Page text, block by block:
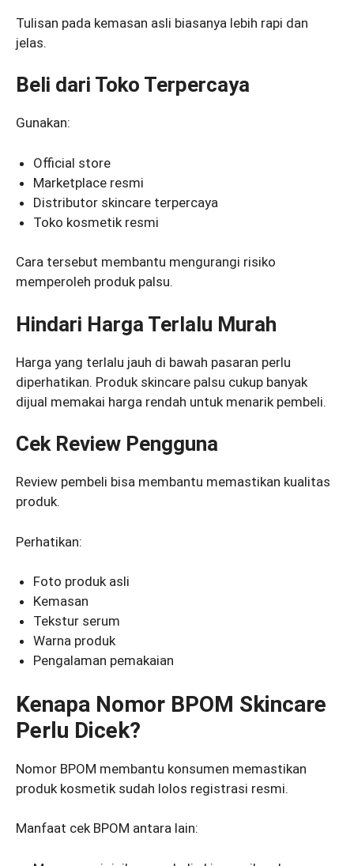
Tulisan pada kemasan asli biasanya lebih rapi dan
jelas.
Beli dari Toko Terpercaya
Gunakan:
Official store
Marketplace resmi
Distributor skincare terpercaya
Toko kosmetik resmi
Cara tersebut membantu mengurangi risiko
memperoleh produk palsu.
Hindari Harga Terlalu Murah
Harga yang terlalu jauh di bawah pasaran perlu
diperhatikan. Produk skincare palsu cukup banyak
dijual memakai harga rendah untuk menarik pembeli.
Cek Review Pengguna
Review pembeli bisa membantu memastikan kualitas
produk.
Perhatikan:
Foto produk asli
Kemasan
Tekstur serum
Warna produk
Pengalaman pemakaian
Kenapa Nomor BPOM Skincare
Perlu Dicek?
Nomor BPOM membantu konsumen memastikan
produk kosmetik sudah lolos registrasi resmi.
Manfaat cek BPOM antara lain: